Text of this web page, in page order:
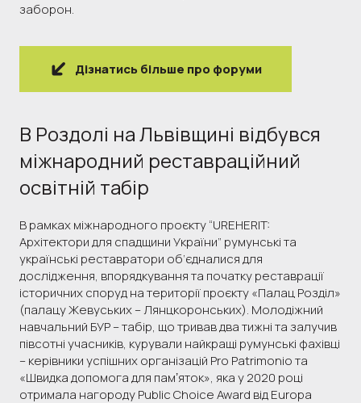
заборон.
Дізнатись більше про форуми
В Роздолі на Львівщині відбувся
міжнародний реставраційний
освітній табір
В рамках міжнародного проєкту “UREHERIT:
Архітектори для спадщини України” румунські та
українські реставратори об’єдналися для
дослідження, впорядкування та початку реставрації
історичних споруд на території проєкту «Палац Розділ»
(палацу Жевуських – Лянцкоронських). Молодіжний
навчальний БУР – табір, що тривав два тижні та залучив
півсотні учасників, курували найкращі румунські фахівці
– керівники успішних організацій Pro Patrimonio та
«Швидка допомога для памʼяток», яка у 2020 році
отримала нагороду Public Choice Award від Europa